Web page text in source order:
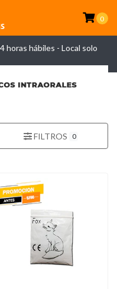
horas hábiles - Local solo
0
FILTROS 0